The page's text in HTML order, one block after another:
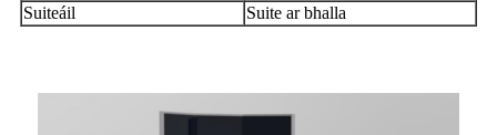
Suiteáil
Suite ar bhalla